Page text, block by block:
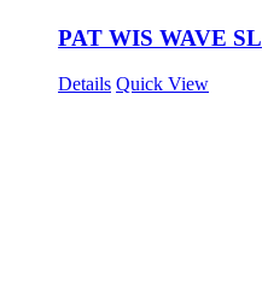
PAT WIS WAVE SL
Details Quick View